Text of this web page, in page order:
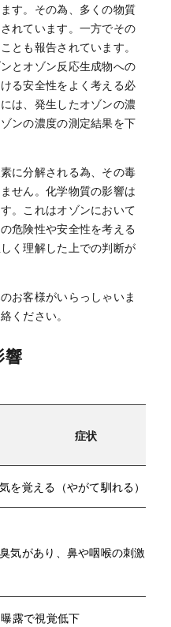
す。その為、多くの物質
れています。一方でその
とも報告されています。
とオゾン反応生成物への
る安全性をよく考える必
は、発生したオゾンの濃
ンの濃度の測定結果を下
に分解される為、その毒
せん。化学物質の影響は
。これはオゾンにおいて
危険性や安全性を考える
く理解した上での判断が
お客様がいらっしゃいま
ください。
症状
を覚える（やがて馴れる）
気があり、鼻や咽喉の刺激を
露で視覚低下